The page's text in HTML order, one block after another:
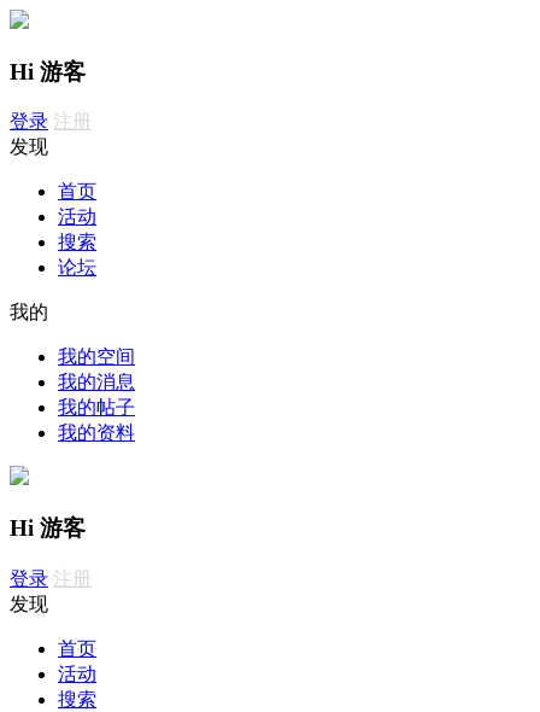
Hi 游客
登录 注册
发现
首页
活动
搜索
论坛
我的
我的空间
我的消息
我的帖子
我的资料
Hi 游客
登录 注册
发现
首页
活动
搜索